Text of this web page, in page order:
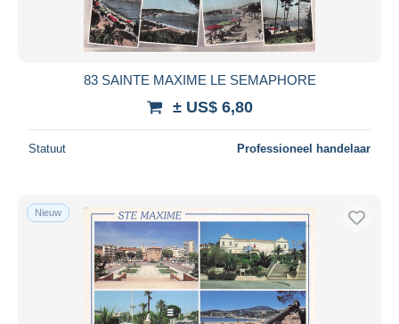
83 SAINTE MAXIME LE SEMAPHORE
± US$ 6,80
Statuut Professioneel handelaar
Nieuw